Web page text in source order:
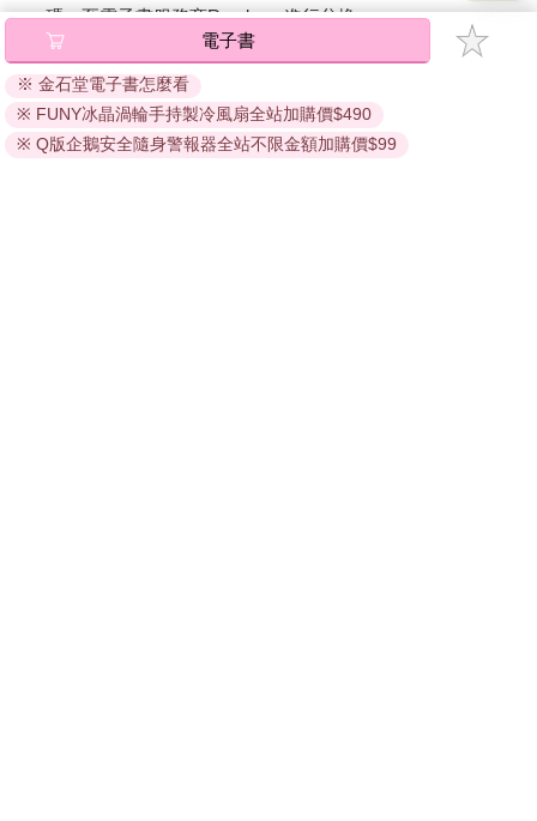
碼』至電子書服務商Readmoo進行兌換。
退換貨須知：
因版權保護，您在金石堂所購買的電子書僅能以金石堂專屬
的閱讀軟體開啟閱讀，無法以其他閱讀器或直接下載檔案。
依據「消費者保護法」第19條及行政院消費者保護處公告之